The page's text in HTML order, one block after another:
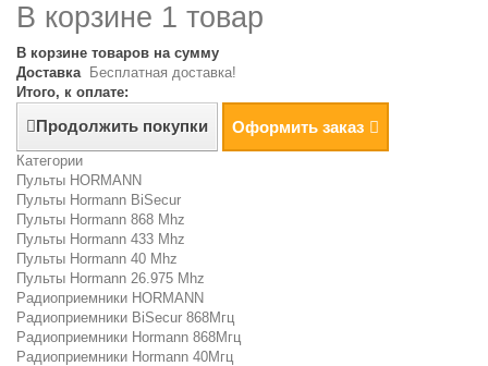
В корзине 1 товар
В корзине товаров на сумму
Доставка Бесплатная доставка!
Итого, к оплате:
Продолжить покупки Оформить заказ
Категории
Пульты HORMANN
Пульты Hormann BiSecur
Пульты Hormann 868 Mhz
Пульты Hormann 433 Mhz
Пульты Hormann 40 Mhz
Пульты Hormann 26.975 Mhz
Радиоприемники HORMANN
Радиоприемники BiSecur 868Мгц
Радиоприемники Hormann 868Мгц
Радиоприемники Hormann 40Мгц